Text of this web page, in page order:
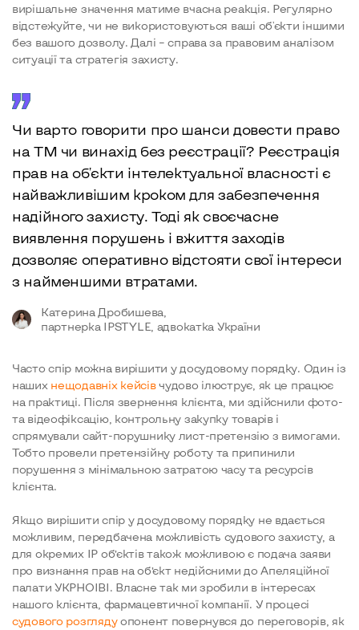
вирішальне значення матиме вчасна реакція. Регулярно
відстежуйте, чи не використовуються ваші об'єкти іншими
без вашого дозволу. Далі – справа за правовим аналізом
ситуації та стратегія захисту.
Чи варто говорити про шанси довести право
на ТМ чи винахід без реєстрації? Реєстрація
прав на об'єкти інтелектуальної власності є
найважливішим кроком для забезпечення
надійного захисту. Тоді як своєчасне
виявлення порушень і вжиття заходів
дозволяє оперативно відстояти свої інтереси
з найменшими втратами.
Катерина Дробишева,
партнерка IPSTYLE, адвокатка України
Часто спір можна вирішити у досудовому порядку. Один із
наших нещодавніх кейсівчудово ілюструє, як це працює
на практиці. Після звернення клієнта, ми здійснили фото-
та відеофіксацію, контрольну закупку товарів і
спрямували сайт-порушнику лист-претензію з вимогами.
Тобто провели претензійну роботу та припинили
порушення з мінімальною затратою часу та ресурсів
клієнта.
Якщо вирішити спір у досудовому порядку не вдається
можливим, передбачена можливість судового захисту, а
для окремих IP об’єктів також можливою є подача заяви
про визнання прав на об’єкт недійсними до Апеляційної
палати УКРНОІВІ. Власне так ми зробили в інтересах
нашого клієнта, фармацевтичної компанії. У процесі
судового розглядуопонент повернувся до переговорів, як